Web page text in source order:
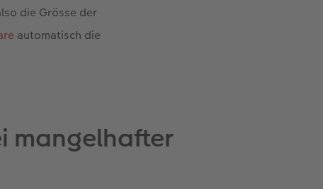
die Grösse der
automatisch die
mangelhafter